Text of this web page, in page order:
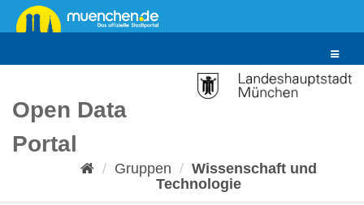
Überspringen
zum
Toggle
Open Data
Portal
Gruppen
Wissenschaft und
Technologie